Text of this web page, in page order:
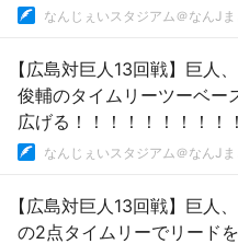
なんじぇいスタジアム＠なんJま
【広島対巨人13回戦】巨人
俊輔のタイムリーツーベー
広げる！！！！！！！！！
なんじぇいスタジアム＠なんJま
【広島対巨人13回戦】巨人
の2点タイムリーでリード